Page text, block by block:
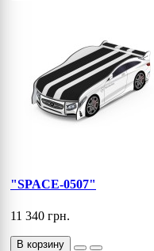
"SPACE-0507"
11 340 грн.
В корзину